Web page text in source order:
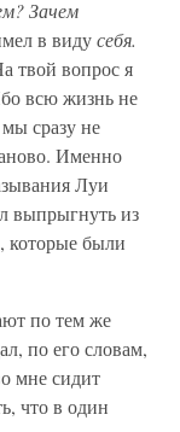
Зачем
в видусебя.
твой вопрос я
всю жизнь не
сразу не
Именно
Луи
выпрыгнуть из
которые были
по тем же
по его словам,
мне сидит
что в один